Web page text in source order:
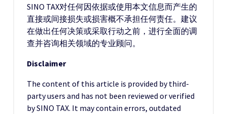
SINO TAX对任何因依据或使用本文信息而产生的
直接或间接损失或损害概不承担任何责任。建议
在做出任何决策或采取行动之前，进行全面的调
查并咨询相关领域的专业顾问。
Disclaimer
The content of this article is provided by third-
party users and has not been reviewed or verified
by SINO TAX. It may contain errors, outdated